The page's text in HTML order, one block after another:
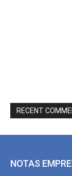
RECENT
NOTAS